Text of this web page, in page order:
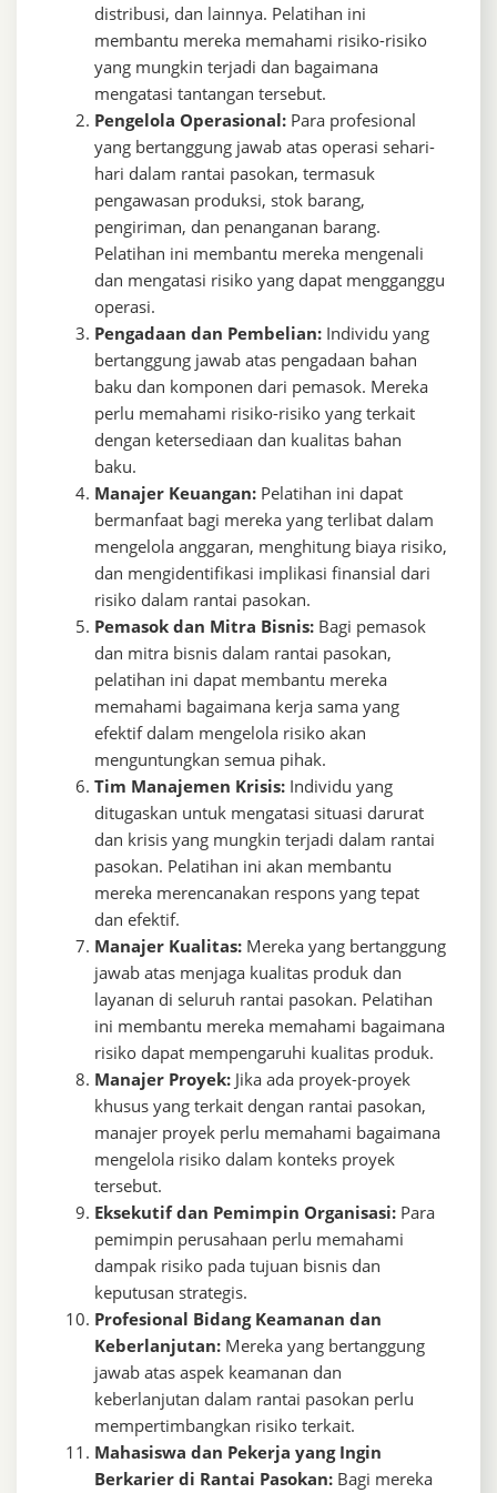
distribusi, dan lainnya. Pelatihan ini
membantu mereka memahami risiko-risiko
yang mungkin terjadi dan bagaimana
mengatasi tantangan tersebut.
Pengelola Operasional: Para profesional
yang bertanggung jawab atas operasi sehari-
hari dalam rantai pasokan, termasuk
pengawasan produksi, stok barang,
pengiriman, dan penanganan barang.
Pelatihan ini membantu mereka mengenali
dan mengatasi risiko yang dapat mengganggu
operasi.
Pengadaan dan Pembelian: Individu yang
bertanggung jawab atas pengadaan bahan
baku dan komponen dari pemasok. Mereka
perlu memahami risiko-risiko yang terkait
dengan ketersediaan dan kualitas bahan
baku.
Manajer Keuangan: Pelatihan ini dapat
bermanfaat bagi mereka yang terlibat dalam
mengelola anggaran, menghitung biaya risiko,
dan mengidentifikasi implikasi finansial dari
risiko dalam rantai pasokan.
Pemasok dan Mitra Bisnis: Bagi pemasok
dan mitra bisnis dalam rantai pasokan,
pelatihan ini dapat membantu mereka
memahami bagaimana kerja sama yang
efektif dalam mengelola risiko akan
menguntungkan semua pihak.
Tim Manajemen Krisis: Individu yang
ditugaskan untuk mengatasi situasi darurat
dan krisis yang mungkin terjadi dalam rantai
pasokan. Pelatihan ini akan membantu
mereka merencanakan respons yang tepat
dan efektif.
Manajer Kualitas: Mereka yang bertanggung
jawab atas menjaga kualitas produk dan
layanan di seluruh rantai pasokan. Pelatihan
ini membantu mereka memahami bagaimana
risiko dapat mempengaruhi kualitas produk.
Manajer Proyek: Jika ada proyek-proyek
khusus yang terkait dengan rantai pasokan,
manajer proyek perlu memahami bagaimana
mengelola risiko dalam konteks proyek
tersebut.
Eksekutif dan Pemimpin Organisasi: Para
pemimpin perusahaan perlu memahami
dampak risiko pada tujuan bisnis dan
keputusan strategis.
Profesional Bidang Keamanan dan
Keberlanjutan: Mereka yang bertanggung
jawab atas aspek keamanan dan
keberlanjutan dalam rantai pasokan perlu
mempertimbangkan risiko terkait.
Mahasiswa dan Pekerja yang Ingin
Berkarier di Rantai Pasokan: Bagi mereka